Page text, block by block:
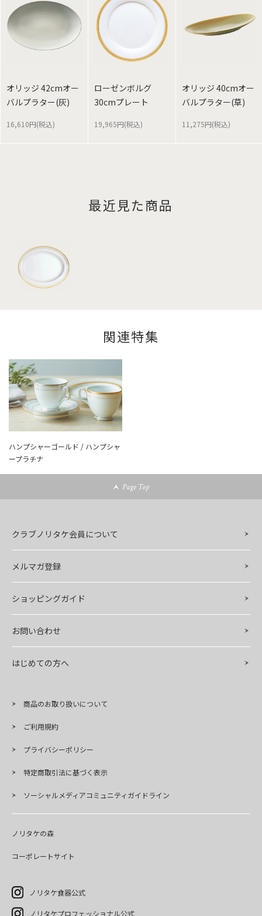
オリッジ 42cmオー
バルプラター(灰)
16,610円(税込)
ローゼンボルグ
30cmプレート
19,965円(税込)
オリッジ 40cmオー
バルプラター(草)
11,275円(税込)
最近見た商品
関連特集
ハンプシャーゴールド / ハンプシャ
ープラチナ
Page Top
クラブノリタケ会員について
メルマガ登録
ショッピングガイド
お問い合わせ
はじめての方へ
商品のお取り扱いについて
ご利用規約
プライバシーポリシー
特定商取引法に基づく表示
ソーシャルメディアコミュニティガイドライン
ノリタケの森
コーポレートサイト
ノリタケ食器公式
ノリタケプロフェッショナル公式